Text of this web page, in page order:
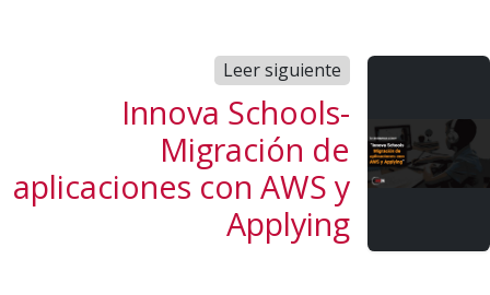
Leer siguiente
Innova Schools-
Migración de
aplicaciones con AWS y
Applying